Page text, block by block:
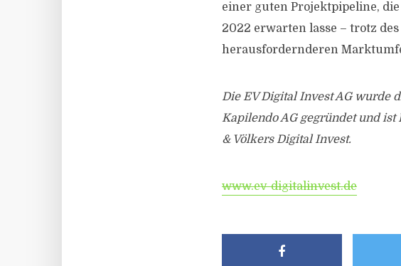
einer guten Projektpipeline,
2022 erwarten lasse – trotz
herausfordernderen
Die EV Digital Invest AG wurde
Kapilendo AG gegründet und
& Völkers Digital Invest.
www.ev-digitalinvest.de